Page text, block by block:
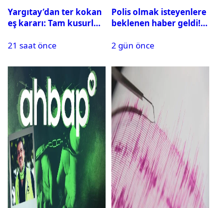
Yargıtay’dan ter kokan
eş kararı: Tam kusurlu
21 saat önce
Polis olmak isteyenlere
beklenen haber geldi!
2 gün önce